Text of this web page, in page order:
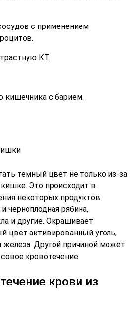
с применением
КТ.
кишечника с барием.
темный цвет не только из-за
Это происходит в
некоторых продуктов
черноплодная рябина,
и другие. Окрашивает
цвет активированный уголь,
железа. Другой причиной может
кровотечение.
крови из